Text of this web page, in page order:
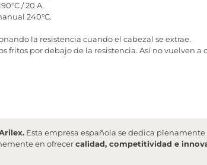
/ 20 A.
240°C.
la resistencia cuando el cabezal se extrae.
fritos por debajo de la resistencia. Así no vuelven
Esta empresa española se dedica
en ofrecercalidad, competitividad e